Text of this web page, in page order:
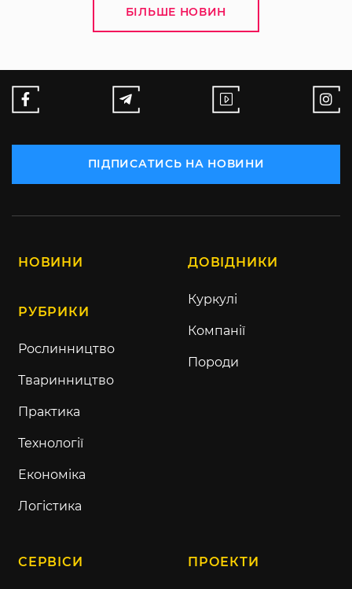
БІЛЬШЕ НОВИН
ПІДПИСАТИСЬ НА НОВИНИ
НОВИНИ
РУБРИКИ
Рослинництво
Тваринництво
Практика
Технології
Економіка
Логістика
ДОВІДНИКИ
Куркулі
Компанії
Породи
СЕРВІСИ ПРОЕКТИ